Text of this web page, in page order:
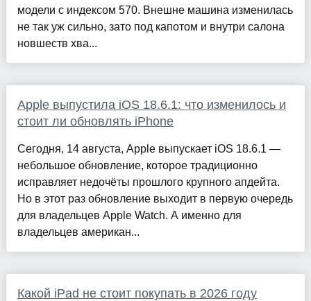
модели с индексом 570. Внешне машина изменилась
не так уж сильно, зато под капотом и внутри салона
новшеств хва...
Apple выпустила iOS 18.6.1: что изменилось и
стоит ли обновлять iPhone
Сегодня, 14 августа, Apple выпускает iОS 18.6.1 —
небольшое обновление, которое традиционно
исправляет недочёты прошлого крупного апдейта.
Но в этот раз обновление выходит в первую очередь
для владельцев Apple Watch. А именно для
владельцев американ...
Какой iPad не стоит покупать в 2026 году